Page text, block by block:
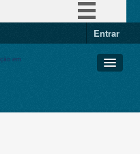
Entrar